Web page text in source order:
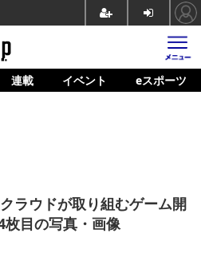
連載 イベント eスポーツ
ラウドが取り組むゲーム開
目の写真・画像